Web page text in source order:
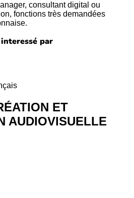
consultant digital ou
fonctions très demandées
par
ET
AUDIOVISUELLE